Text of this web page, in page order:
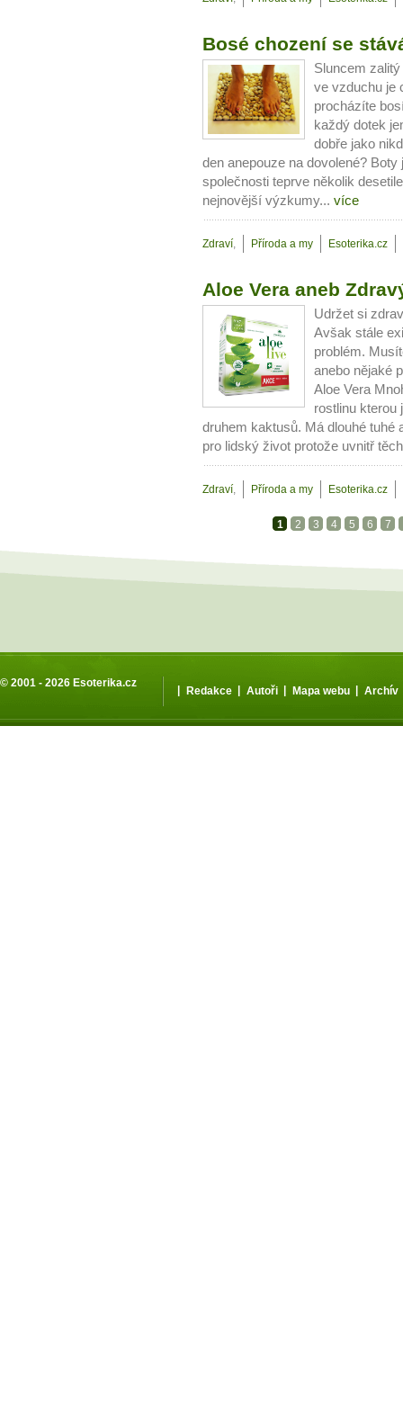
Bosé chození se
Sluncem
ve vzduchu je
procházíte
každý dotek
dobře jako
den anepouze na dovolené?
společnosti teprve několik
nejnovější výzkumy... více
Zdraví, Příroda a my Esoterika.cz
Aloe Vera aneb
Udržet si
Avšak stále
problém.
anebo nějaké
Aloe Vera
rostlinu kterou
druhem kaktusů. Má dlouhé tuhé
pro lidský život protože uvnitř
Zdraví, Příroda a my Esoterika.cz
1 2 3 4 5 6 7
© 2001 - 2026 Esoterika.cz
| Redakce | Autoři | Mapa webu | Archív